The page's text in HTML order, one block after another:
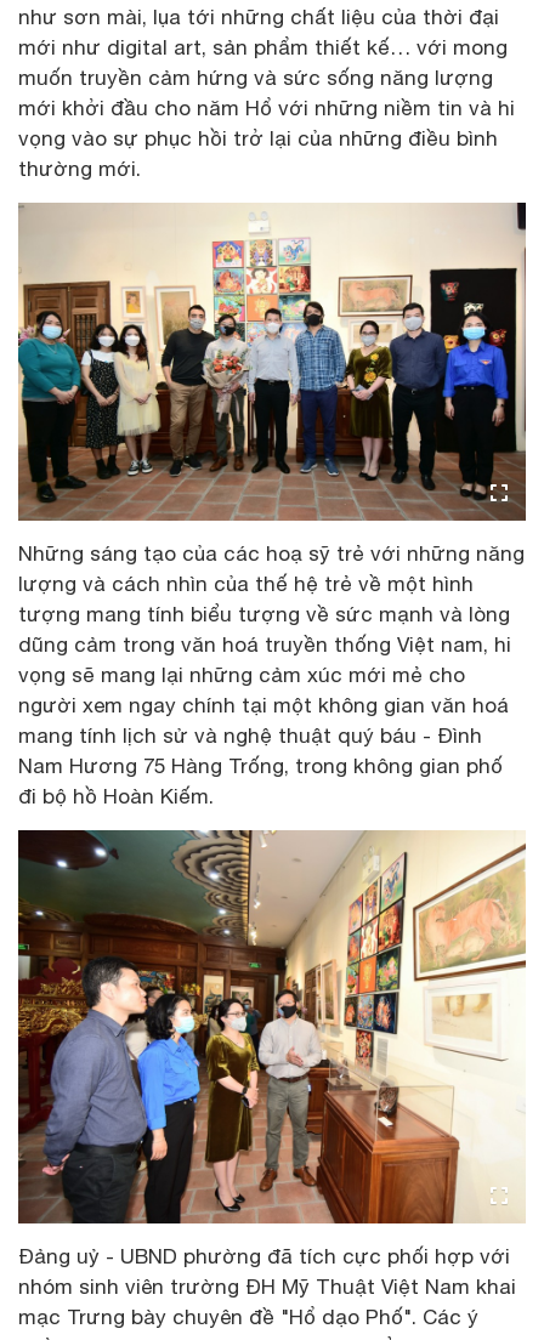
như sơn mài, lụa tới những chất liệu của thời đại
mới như digital art, sản phẩm thiết kế… với mong
muốn truyền cảm hứng và sức sống năng lượng
mới khởi đầu cho năm Hổ với những niềm tin và hi
vọng vào sự phục hồi trở lại của những điều bình
thường mới.
Những sáng tạo của các hoạ sỹ trẻ với những năng
lượng và cách nhìn của thế hệ trẻ về một hình
tượng mang tính biểu tượng về sức mạnh và lòng
dũng cảm trong văn hoá truyền thống Việt nam, hi
vọng sẽ mang lại những cảm xúc mới mẻ cho
người xem ngay chính tại một không gian văn hoá
mang tính lịch sử và nghệ thuật quý báu - Đình
Nam Hương 75 Hàng Trống, trong không gian phố
đi bộ hồ Hoàn Kiếm.
Đảng uỷ - UBND phường đã tích cực phối hợp với
nhóm sinh viên trường ĐH Mỹ Thuật Việt Nam khai
mạc Trưng bày chuyên đề "Hổ dạo Phố". Các ý